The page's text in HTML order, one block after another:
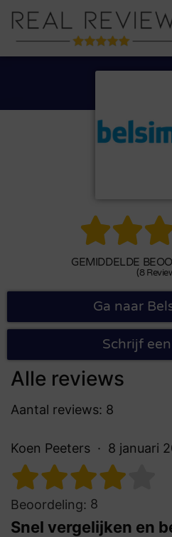

GEMIDDELDE
(8
Ga naar
Schrijf
Alle reviews
Aantal reviews: 8
Koen Peeters 8 januari
Beoordeling: 8
Snel vergelijken en